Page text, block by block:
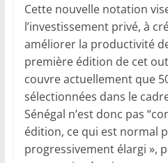
Cette nouvelle notation
l’investissement privé, à
améliorer la productivité
première édition de cet
couvre actuellement que
sélectionnées dans le
Sénégal n’est donc pas
édition, ce qui est normal
progressivement élargi »,